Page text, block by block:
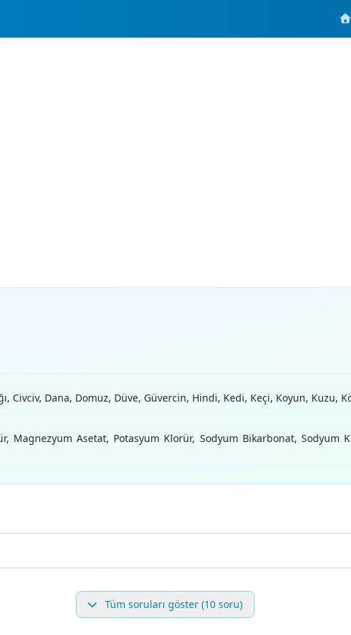
Civciv, Dana, Domuz, Düve, Güvercin, Hindi, Kedi, Keçi, Koyun, Kuzu,
Magnezyum Asetat, Potasyum Klorür, Sodyum Bikarbonat, Sodyum
Tüm soruları göster (10 soru)